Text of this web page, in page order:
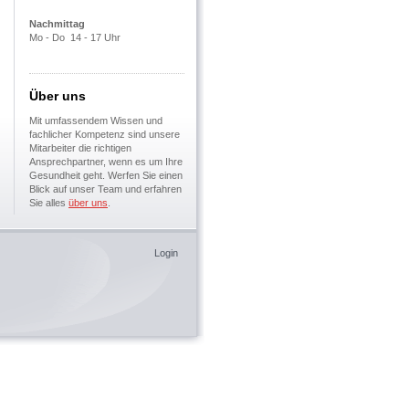
Nachmittag
Mo - Do 14 - 17 Uhr
Über uns
Mit umfassendem Wissen und
fachlicher Kompetenz sind unsere
Mitarbeiter die richtigen
Ansprechpartner, wenn es um Ihre
Gesundheit geht. Werfen Sie einen
Blick auf unser Team und erfahren
Sie alles über uns
Login